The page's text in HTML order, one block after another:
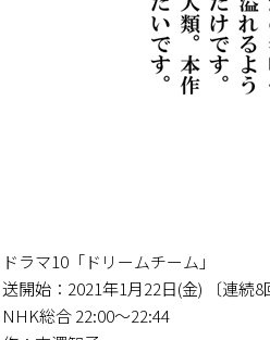
ドラマ10「ドリームチーム」
送開始：2021年1月22日(金) 〔連続8
NHK総合 22:00～22:44